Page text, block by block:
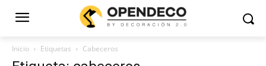
Inicio Etiquetas Cabeceros